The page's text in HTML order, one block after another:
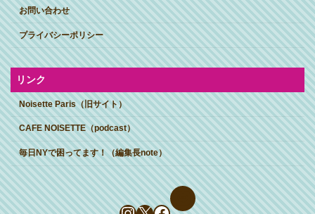
お問い合わせ
プライバシーポリシー
リンク
Noisette Paris（旧サイト）
CAFE NOISETTE（podcast）
毎日NYで困ってます！（編集長note）